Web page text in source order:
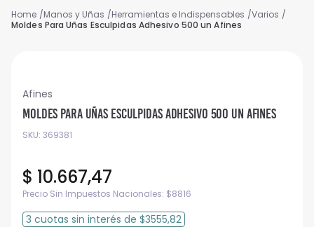
Manos y Uñas Herramientas e Indispensables
Varios
Moldes Para Uñas Esculpidas Adhesivo 500 un Afines
Afines
Moldes Para Uñas Esculpidas Adhesivo 500 un Afines
SKU: 369381
$ 10.667,47
Precio Sin Impuestos Nacionales: $8816
3 cuotas sin interés de $3555,82